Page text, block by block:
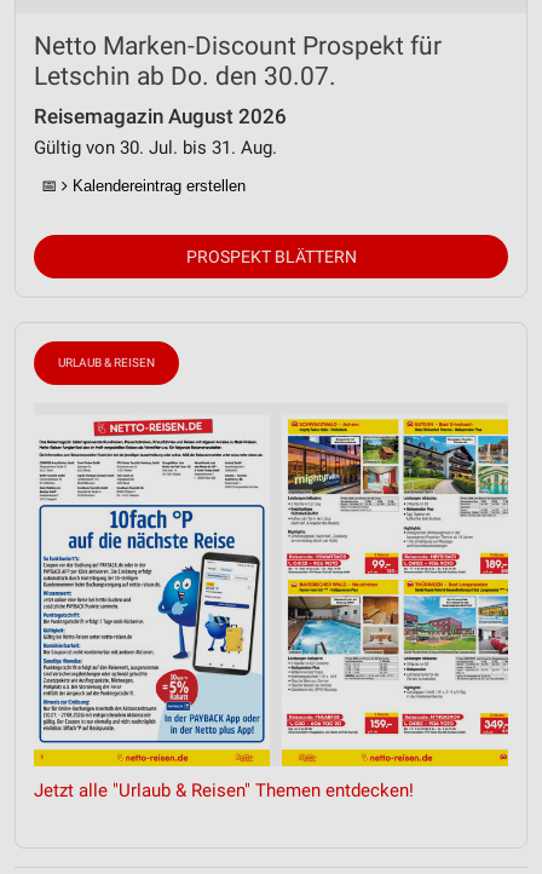
Netto Marken-Discount Prospekt für
Letschin ab Do. den 30.07.
Reisemagazin August 2026
Gültig von 30. Jul. bis 31. Aug.
📅 Kalendereintrag erstellen
PROSPEKT BLÄTTERN
URLAUB & REISEN
Jetzt alle "Urlaub & Reisen" Themen entdecken!